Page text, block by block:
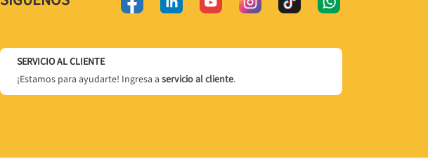
SERVICIO AL CLIENTE
¡Estamos para ayudarte! Ingresa a servicio al cliente.